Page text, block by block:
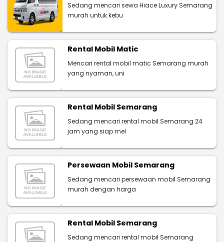
Sedang mencari sewa Hiace Luxury Semarang
murah untuk kebu
Rental Mobil Matic
Mencari rental mobil matic Semarang murah
yang nyaman, uni
Rental Mobil Semarang
Sedang mencari rental mobil Semarang 24
jam yang siap mel
Persewaan Mobil Semarang
Sedang mencari persewaan mobil Semarang
murah dengan harga
Rental Mobil Semarang
Sedang mencari rental mobil Semarang